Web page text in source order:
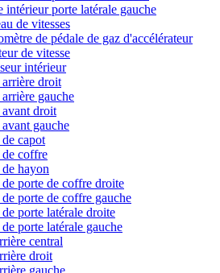
intérieur porte latérale gauche
de vitesses
de pédale de gaz d'accélérateur
de vitesse
intérieur
arrière droit
gauche
avant droit
gauche
capot
de coffre
hayon
de porte de coffre droite
de porte de coffre gauche
de porte latérale droite
de porte latérale gauche
central
droit
gauche